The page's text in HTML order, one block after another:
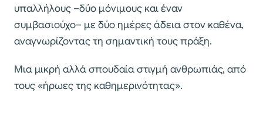
υπαλλήλους –δύο μόνιμους και έναν
συμβασιούχο– με δύο ημέρες άδεια στον καθένα,
αναγνωρίζοντας τη σημαντική τους πράξη.
Μια μικρή αλλά σπουδαία στιγμή ανθρωπιάς, από
τους «ήρωες της καθημερινότητας».